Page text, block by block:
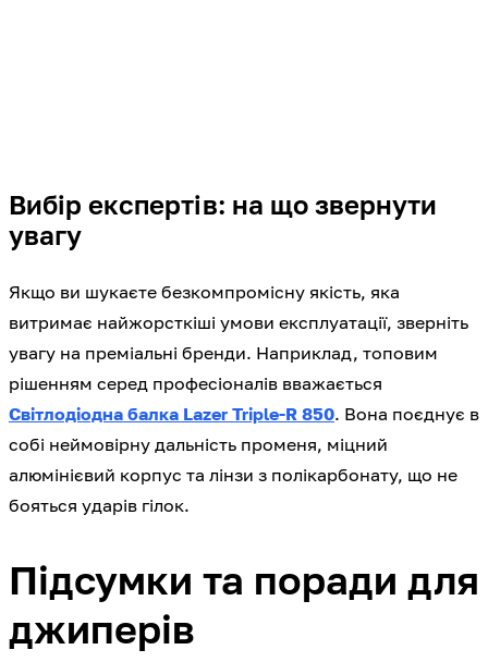
Вибір експертів: на що звернути
увагу
Якщо ви шукаєте безкомпромісну якість, яка
витримає найжорсткіші умови експлуатації, зверніть
увагу на преміальні бренди. Наприклад, топовим
рішенням серед професіоналів вважається
Світлодіодна балка Lazer Triple-R 850. Вона поєднує в
собі неймовірну дальність променя, міцний
алюмінієвий корпус та лінзи з полікарбонату, що не
бояться ударів гілок.
Підсумки та поради для
джиперів